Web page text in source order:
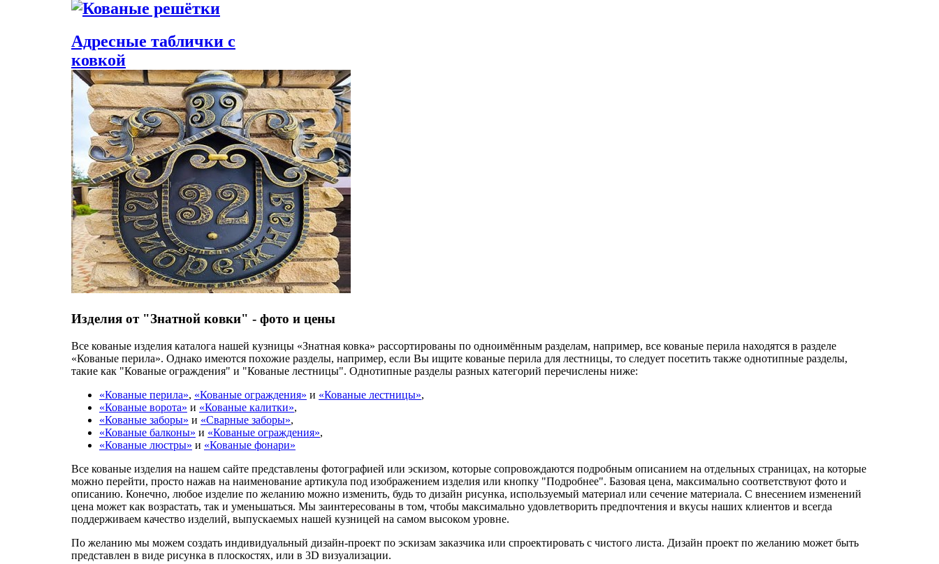
Адресные таблички с
ковкой
Изделия от "Знатной ковки" - фото и цены
Все кованые изделия каталога нашей кузницы «Знатная ковка» рассортированы по одноимённым разделам, например, все кованые перила находятся в разделе
«Кованые перила». Однако имеются похожие разделы, например, если Вы ищите кованые перила для лестницы, то следует посетить также однотипные разделы,
такие как "Кованые ограждения" и "Кованые лестницы". Однотипные разделы разных категорий перечислены ниже:
«Кованые перила», «Кованые ограждения» и «Кованые лестницы»,
«Кованые ворота» и «Кованые калитки»,
«Кованые заборы» и «Сварные заборы»,
«Кованые балконы» и «Кованые ограждения»,
«Кованые люстры» и «Кованые фонари»
Все кованые изделия на нашем сайте представлены фотографией или эскизом, которые сопровождаются подробным описанием на отдельных страницах, на которые
можно перейти, просто нажав на наименование артикула под изображением изделия или кнопку "Подробнее". Базовая цена, максимально соответствуют фото и
описанию. Конечно, любое изделие по желанию можно изменить, будь то дизайн рисунка, используемый материал или сечение материала. С внесением изменений
цена может как возрастать, так и уменьшаться. Мы заинтересованы в том, чтобы максимально удовлетворить предпочтения и вкусы наших клиентов и всегда
поддерживаем качество изделий, выпускаемых нашей кузницей на самом высоком уровне.
По желанию мы можем создать индивидуальный дизайн-проект по эскизам заказчика или спроектировать с чистого листа. Дизайн проект по желанию может быть
представлен в виде рисунка в плоскостях, или в 3D визуализации.